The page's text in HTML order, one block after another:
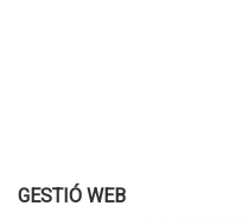
GESTIÓ WEB